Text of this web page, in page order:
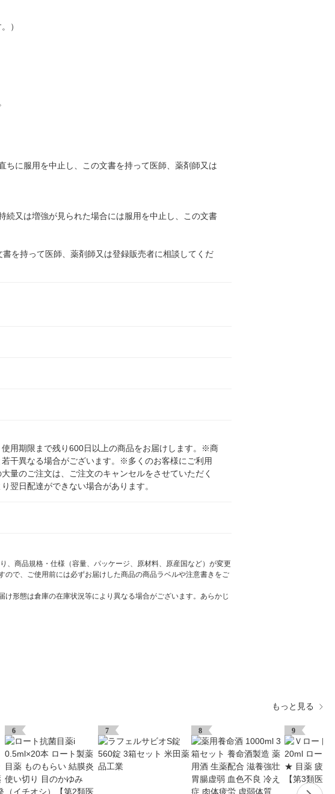
）
に服用を中止し、この文書を持って医師、薬剤師又は
又は増強が見られた場合には服用を中止し、この文書
を持って医師、薬剤師又は登録販売者に相談してくだ
用期限まで残り600日以上の商品をお届けします。※商
干異なる場合がございます。※多くのお客様にご利用
量のご注文は、ご注文のキャンセルをさせていただく
翌日配達ができない場合があります。
、商品規格・仕様（容量、パッケージ、原材料、原産国など）が変更
で、ご使用前には必ずお届けした商品の商品ラベルや注意書きをご
形態は倉庫の在庫状況等により異なる場合がございます。あらかじ
もっと見る
6 7 8 9